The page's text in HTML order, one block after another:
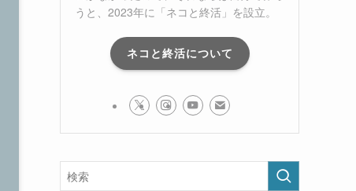
うと、2023年に「ネコと終活」を設立。
ネコと終活について